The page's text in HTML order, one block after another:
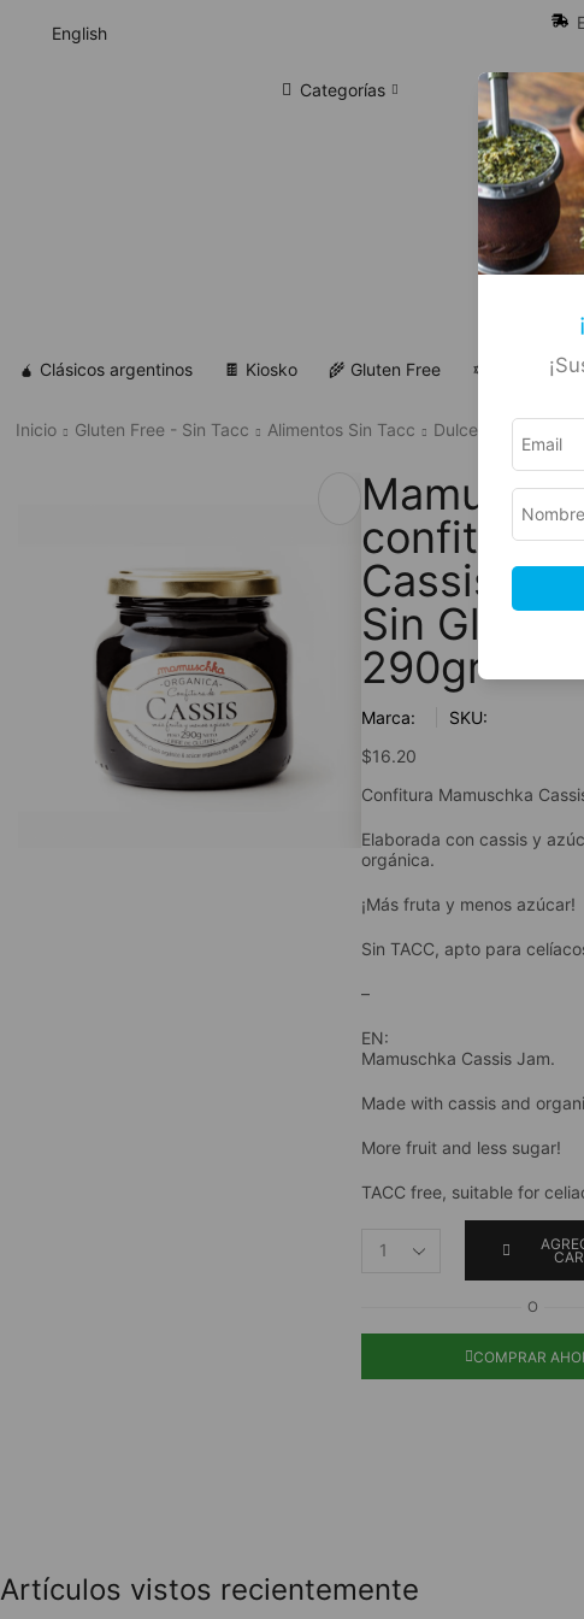
English
Categorías
🧉 Clásicos argentinos 🍫 Kiosko 🌾 Gluten Free ✡ Koshers
Inicio Gluten Free - Sin Tacc Alimentos Sin Tacc Dulce Sin Tacc
confitura
Cassis
Sin Gluten
290gr
Marca:
SKU:
$16.20
Confitura Mamuschka
Elaborada con cassis y
orgánica.
¡Más fruta y menos azúcar!
Sin TACC, apto para
–
EN:
Mamuschka Cassis Jam.
Made with cassis and
More fruit and less sugar!
TACC free, suitable for
O
COMPRAR
Artículos vistos recientemente